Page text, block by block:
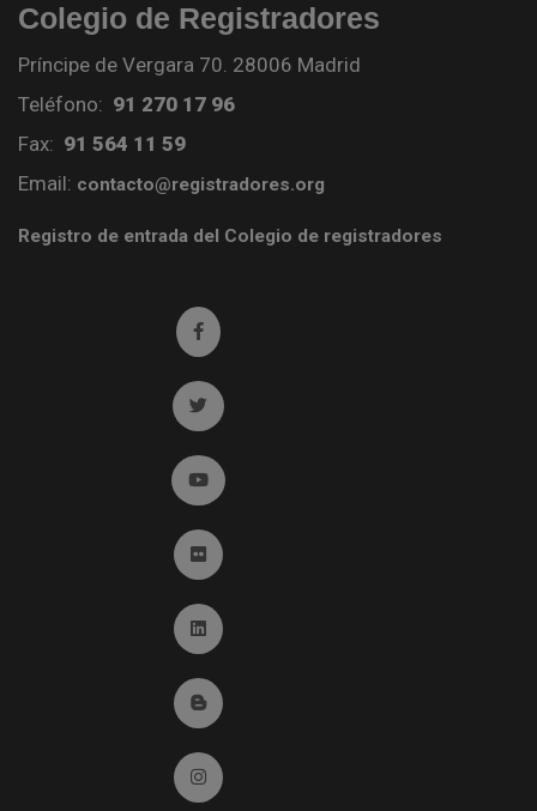
Colegio de Registradores
Príncipe de Vergara 70. 28006 Madrid
Teléfono: 91 270 17 96
Fax: 91 564 11 59
Email: contacto@registradores.org
Registro de entrada del Colegio de registradores
Ir a facebook (abre en ventana nueva)
Ir a twitter (abre en ventana nueva)
Ir a YouTube (abre en ventana nueva)
Ir a Flickr (abre en ventana nueva)
Ir a Linkedin (abre en ventana nueva)
Ir al Blog (abre en ventana nueva)
Ir a Instagram (abre en ventana nueva)